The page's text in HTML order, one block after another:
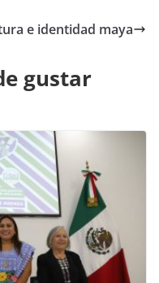
e identidad maya
gustar